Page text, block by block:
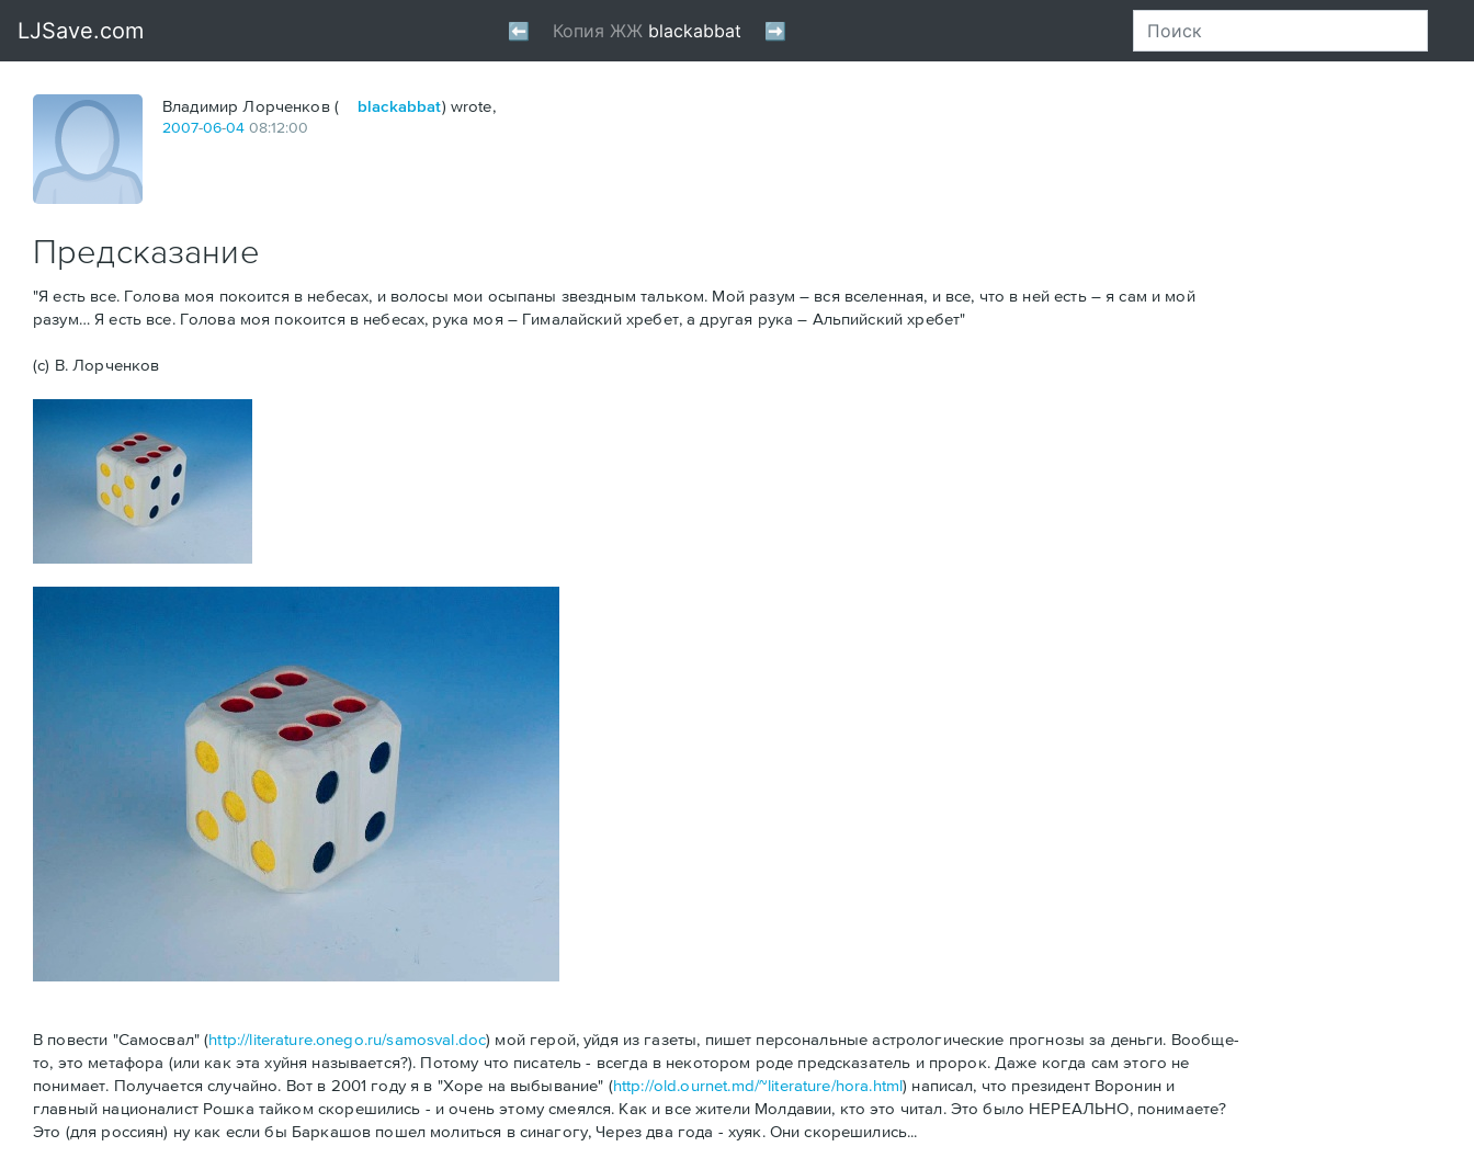
Владимир Лорченков ( blackabbat) wrote,
2007-06-04 08:12:00
Предсказание
"Я есть все. Голова моя покоится в небесах, и волосы мои осыпаны звездным тальком. Мой разум – вся вселенная, и все, что в ней есть – я сам и мой
разум… Я есть все. Голова моя покоится в небесах, рука моя – Гималайский хребет, а другая рука – Альпийский хребет"
(с) В. Лорченков
В повести "Самосвал" (http://literature.onego.ru/samosval.doc) мой герой, уйдя из газеты, пишет персональные астрологические прогнозы за деньги. Вообще-
то, это метафора (или как эта хуйня называется?). Потому что писатель - всегда в некотором роде предсказатель и пророк. Даже когда сам этого не
понимает. Получается случайно. Вот в 2001 году я в "Хоре на выбывание" (http://old.ournet.md/~literature/hora.html) написал, что президент Воронин и
главный националист Рошка тайком скорешились - и очень этому смеялся. Как и все жители Молдавии, кто это читал. Это было НЕРЕАЛЬНО, понимаете?
Это (для россиян) ну как если бы Баркашов пошел молиться в синагогу, Через два года - хуяк. Они скорешились...